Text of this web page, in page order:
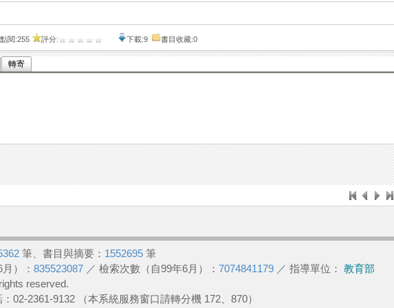
點閱:255 評分: 下載:9 書目收藏:0
轉寄
筆、書目與摘要： 1552695 筆
）： 835523087 ／ 檢索次數（自99年6月）： 7074841179 ／ 指導單位： 教育部
reserved.
02-2361-9132 （本系統服務窗口請轉分機 172、870）